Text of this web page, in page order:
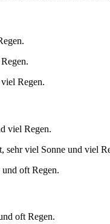
Regen.
viel Regen.
sehr viel Sonne und viel
oft Regen.
oft Regen.